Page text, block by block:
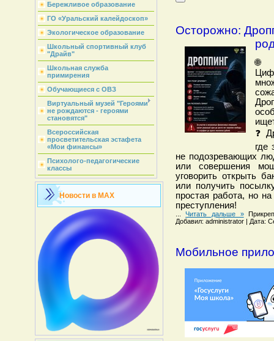
Бережливое образование
ГО «Уральский калейдоскоп»
Экологическое образование
Школьный спортивный клуб
"Драйв"
Школьная служба
примирения
Обучающиеся с ОВЗ
Виртуальный музей "Героями
не рождаются - героями
становятся"
Всероссийская
просветительская эстафета
«Мои финансы»
Психолого-педагогические
классы
Новости в MAX
Осторожно:
🌐
❓
где
не подозревающих
или совершения
уговорить открыть
или получить
простая работа, но
преступления!
...Читать дальше »
Добавил: administrator | Дата:
Мобильное